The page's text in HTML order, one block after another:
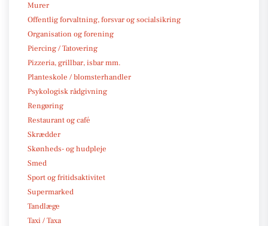
Murer
Offentlig forvaltning, forsvar og socialsikring
Organisation og forening
Piercing / Tatovering
Pizzeria, grillbar, isbar mm.
Planteskole / blomsterhandler
Psykologisk rådgivning
Rengøring
Restaurant og café
Skrædder
Skønheds- og hudpleje
Smed
Sport og fritidsaktivitet
Supermarked
Tandlæge
Taxi / Taxa